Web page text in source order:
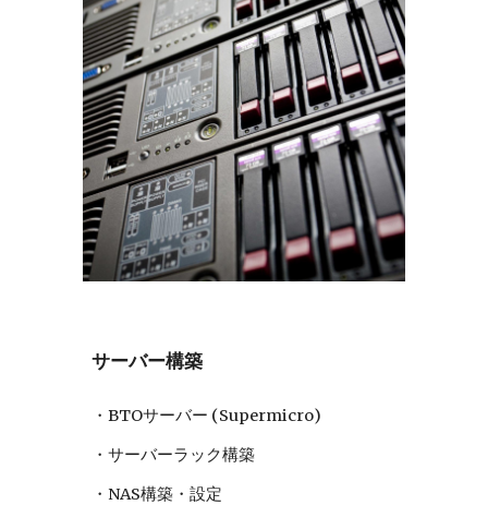
サーバー構築
・BTOサーバー (Supermicro)
・サーバーラック構築
・NAS構築・設定